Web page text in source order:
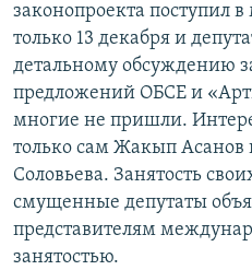
законопроекта поступил
только 13 декабря и
детальному обсуждению
предложений ОБСЕ и
многие не пришли.
только сам Жакып Асанов
Соловьева. Занятость
смущенные депутаты
представителям
занятостью.